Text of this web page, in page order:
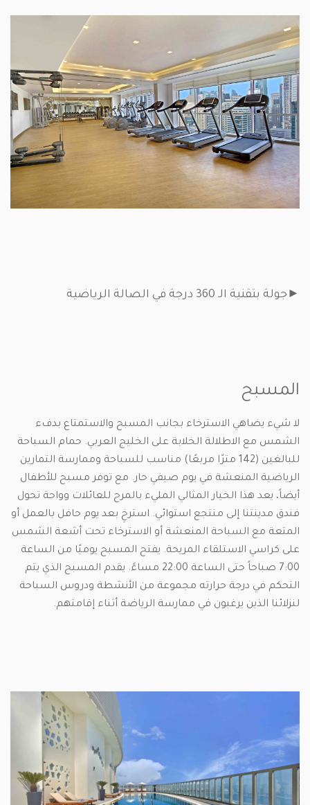
►جولة بتقنية الـ 360 درجة في الصالة الرياضية
المسبح
لا شيء يضاهي الاسترخاء بجانب المسبح والاستمتاع بدفء
الشمس مع الاطلالة الخلابة على الخليج العربي. حمام السباحة
للبالغين (142 مترًا مربعًا) مناسب للسباحة وممارسة التمارين
الرياضية المنعشة في يوم صيفي حار. مع توفر مسبح للأطفال
أيضاً، يعد هذا الخيار المثالي المليء بالمرح للعائلات وواحة تحول
فندق مدينتنا إلى منتجع استوائي. استرخِ بعد يوم حافل بالعمل أو
المتعة مع السباحة المنعشة أو الاسترخاء تحت أشعة الشمس
على كراسي الاستلقاء المريحة. يفتح المسبح يوميًا من الساعة
7:00 صباحاً حتى الساعة 22:00 مساءً. يقدم المسبح الذي يتم
التحكم في درجة حرارته مجموعة من الأنشطة ودروس السباحة
لنزلائنا الذين يرغبون في ممارسة الرياضة أثناء إقامتهم.